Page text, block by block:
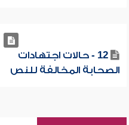
12 - حالات اجتهادات
الصحابة المخالفة للنص